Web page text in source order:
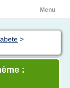
Menu
>
: